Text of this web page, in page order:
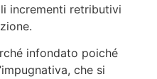
incrementi retributivi
infondato poiché
che si